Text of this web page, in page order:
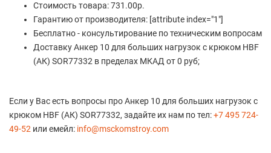
Стоимость товара: 731.00р.
Гарантию от производителя: [attribute index="1"]
Бесплатно - консультирование по техническим вопросам
Доставку Анкер 10 для больших нагрузок с крюком HBF
(АК) SOR77332 в пределах МКАД от 0 руб;
Если у Вас есть вопросы про Анкер 10 для больших нагрузок с
крюком HBF (АК) SOR77332, задайте их нам по тел:+7 495 724-
49-52 или емейл: info@msckomstroy.com